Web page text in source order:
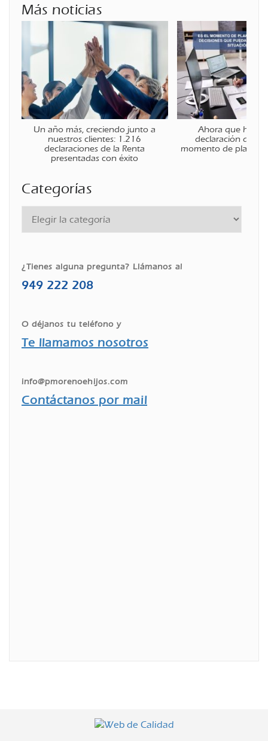
Más noticias
Un año más, creciendo junto a
nuestros clientes: 1.216
declaraciones de la Renta
presentadas con éxito
Ahora que ha
declaración de la
momento de
Categorías
¿Tienes alguna pregunta? Llámanos al
949 222 208
O déjanos tu teléfono y
Te llamamos nosotros
info@pmorenoehijos.com
Contáctanos por mail